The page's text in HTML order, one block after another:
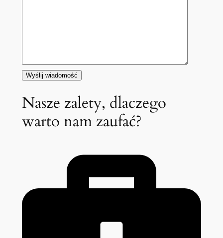
Nasze zalety, dlaczego
warto nam zaufać?